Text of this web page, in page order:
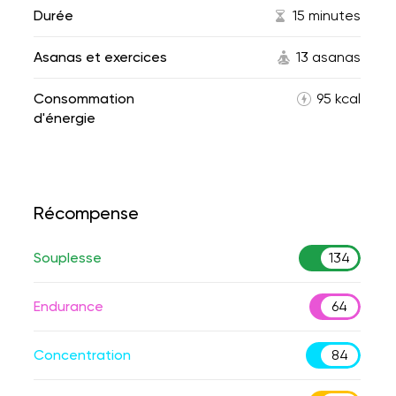
Durée 15 minutes
Asanas et exercices 13 asanas
Consommation
d'énergie
95 kcal
Récompense
Souplesse 134
Endurance 64
Concentration 84